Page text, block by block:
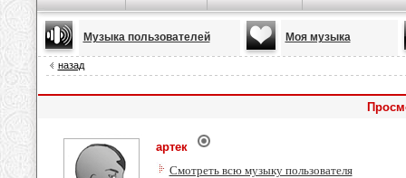
Музыка пользователей Моя музыка
назад
артек
Смотреть всю музыку пользователя